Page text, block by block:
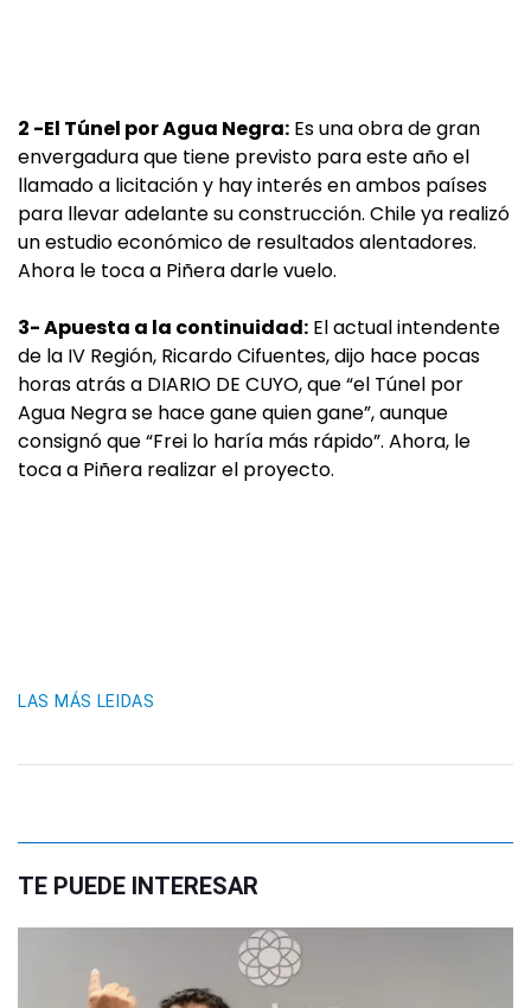
2 -El Túnel por Agua Negra: Es una obra de gran
envergadura que tiene previsto para este año el
llamado a licitación y hay interés en ambos países
para llevar adelante su construcción. Chile ya realizó
un estudio económico de resultados alentadores.
Ahora le toca a Piñera darle vuelo.
3- Apuesta a la continuidad: El actual intendente
de la IV Región, Ricardo Cifuentes, dijo hace pocas
horas atrás a DIARIO DE CUYO, que “el Túnel por
Agua Negra se hace gane quien gane”, aunque
consignó que “Frei lo haría más rápido”. Ahora, le
toca a Piñera realizar el proyecto.
LAS MÁS LEIDAS
TE PUEDE INTERESAR